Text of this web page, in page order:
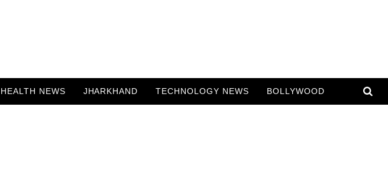
HEALTH NEWS JHARKHAND TECHNOLOGY NEWS BOLLYWOOD